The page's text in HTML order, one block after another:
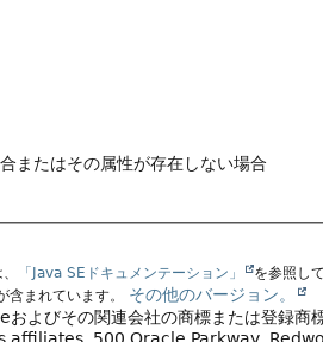
またはその属性が存在しない場合
「Java SEドキュメンテーション」
を参照し
まれています。
その他のバージョン。
よびその関連会社の商標または登録商標